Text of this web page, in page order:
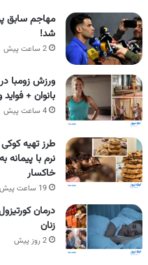
مهاجم سابق
شد!
2 ساعت پیش
ورزش زومبا
بانوان +
4 ساعت پیش
طرز تهیه
نرم با
خاکسار
19 ساعت پیش
درمان
زنان
2 روز پیش